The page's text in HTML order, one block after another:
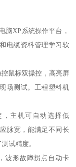
脑XP系统操作平台，
电缆资料管理学习软
鼠标双操控，高亮屏
场测试。工程塑料机
主机可自动选择低
脉宽，能满足不同长
试精度。
波形故障拐点自动卡